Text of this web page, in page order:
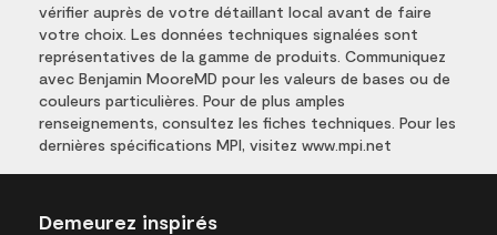
vérifier auprès de votre détaillant local avant de faire
votre choix. Les données techniques signalées sont
représentatives de la gamme de produits. Communiquez
avec Benjamin MooreMD pour les valeurs de bases ou de
couleurs particulières. Pour de plus amples
renseignements, consultez les fiches techniques. Pour les
dernières spécifications MPI, visitez www.mpi.net
Demeurez inspirés